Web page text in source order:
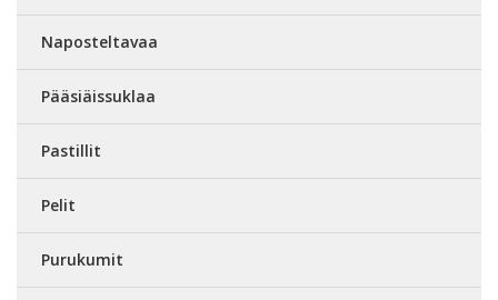
Naposteltavaa
Pääsiäissuklaa
Pastillit
Pelit
Purukumit